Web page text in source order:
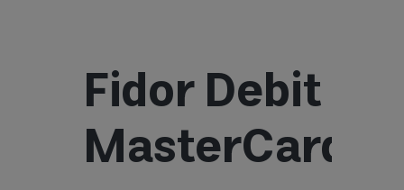
Fidor Debit
MasterCard